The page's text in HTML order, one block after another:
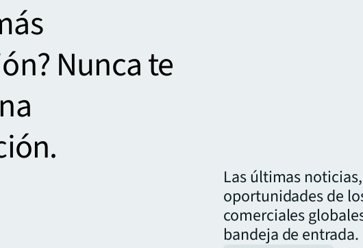
Nunca te
Las últimas
oportunidades de
comerciales
bandeja de entrada.